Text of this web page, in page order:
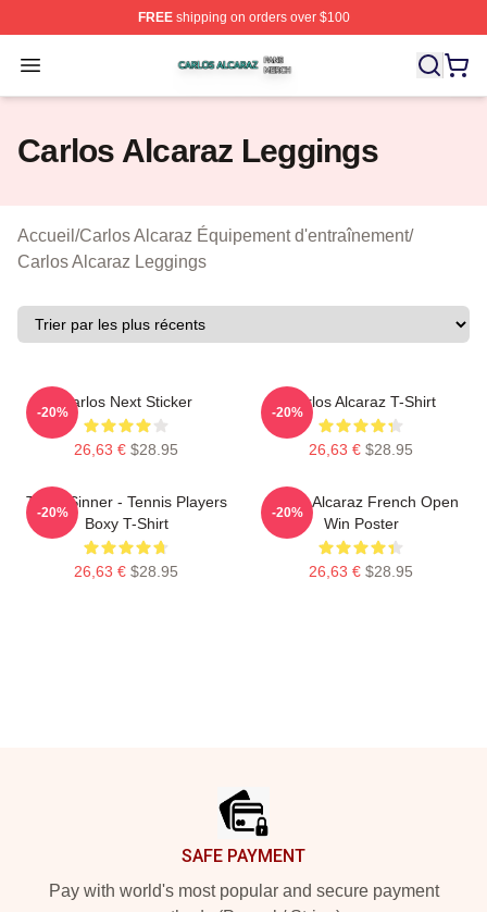
FREEshipping on orders over $100
Open menu
Carlos Alcaraz Shop ⚡️ Officially Licensed Carlos
Carlos Alcaraz Leggings
Accueil /Carlos Alcaraz Équipement d'entraînement/
Carlos Alcaraz Leggings
Carlos Next Sticker
26,63 € $28.95
-20%
Carlos Alcaraz T-Shirt
26,63 € $28.95
-20%
Team Sinner - Tennis Players
Boxy T-Shirt
26,63 € $28.95
-20%
Carlos Alcaraz French Open
Win Poster
26,63 € $28.95
-20%
SAFE PAYMENT
Pay with world's most popular and secure payment